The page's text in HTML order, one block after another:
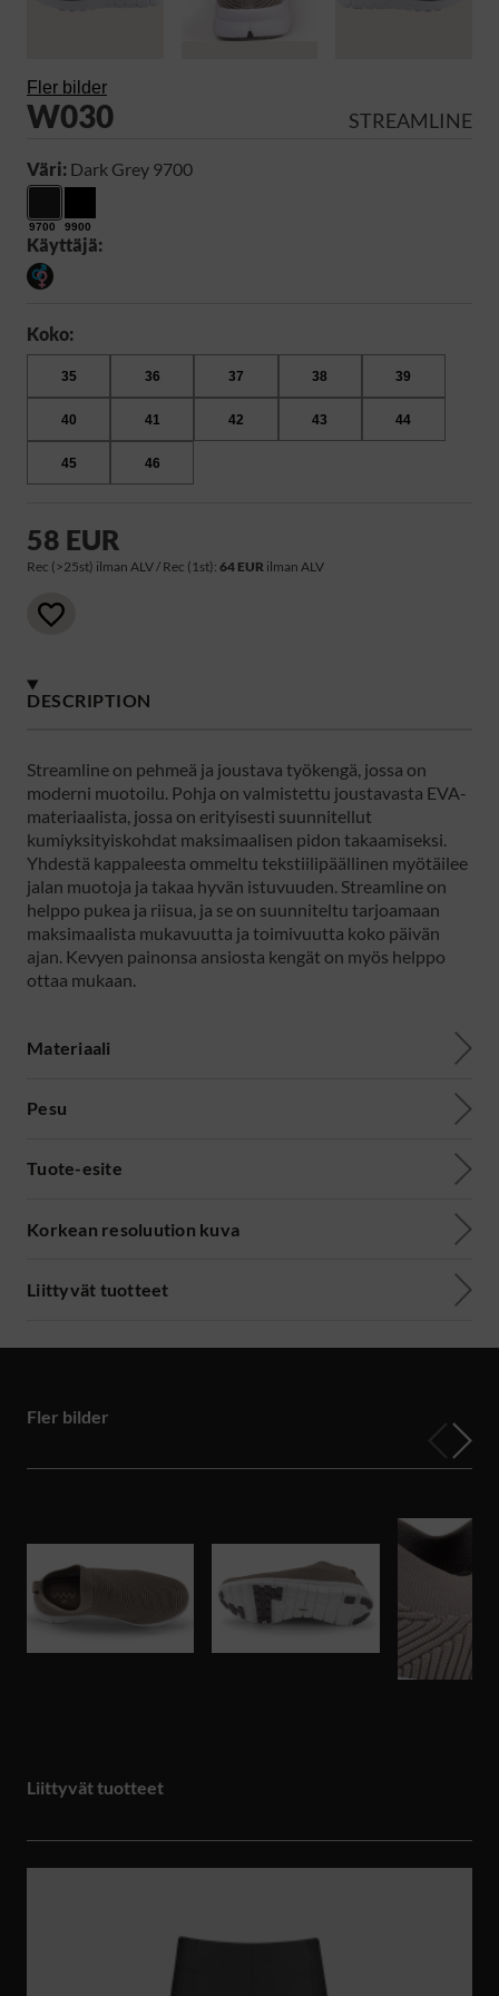
Fler bilder
W030 STREAMLINE
Väri: Dark Grey 9700
9700 9900
Käyttäjä:
Koko:
35 36 37 38 39
40 41 42 43 44
45 46
58 EUR
Rec (>25st) ilman ALV / Rec (1st): 64 EUR ilman ALV
DESCRIPTION
Streamline on pehmeä ja joustava työkengä, jossa on
moderni muotoilu. Pohja on valmistettu joustavasta EVA-
materiaalista, jossa on erityisesti suunnitellut
kumiyksityiskohdat maksimaalisen pidon takaamiseksi.
Yhdestä kappaleesta ommeltu tekstiilipäällinen myötäilee
jalan muotoja ja takaa hyvän istuvuuden. Streamline on
helppo pukea ja riisua, ja se on suunniteltu tarjoamaan
maksimaalista mukavuutta ja toimivuutta koko päivän
ajan. Kevyen painonsa ansiosta kengät on myös helppo
ottaa mukaan.
Materiaali
Pesu
Tuote-esite
Korkean resoluution kuva
Liittyvät tuotteet
Fler bilder
Liittyvät tuotteet